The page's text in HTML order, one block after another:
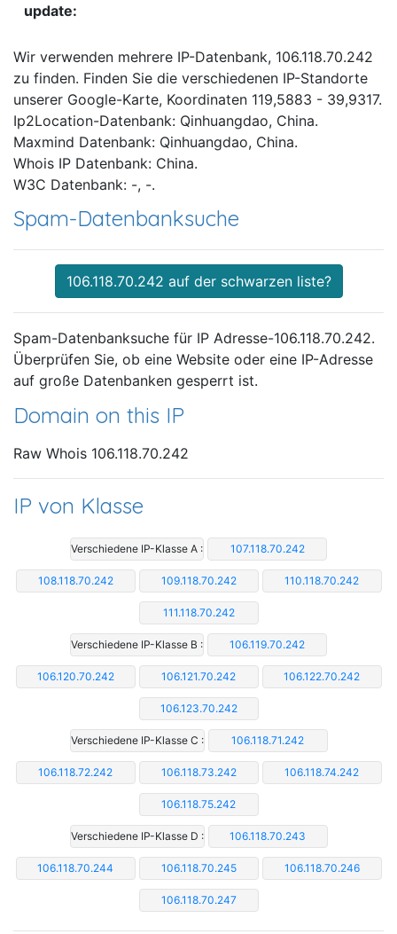
Wir verwenden mehrere IP-Datenbank, 106.118.70.242
zu finden. Finden Sie die verschiedenen IP-Standorte
unserer Google-Karte, Koordinaten 119,5883 - 39,9317.
Ip2Location-Datenbank: Qinhuangdao, China.
Maxmind Datenbank: Qinhuangdao, China.
Whois IP Datenbank: China.
W3C Datenbank: -, -.
Spam-Datenbanksuche
106.118.70.242 auf der schwarzen liste?
Spam-Datenbanksuche für IP Adresse-106.118.70.242.
Überprüfen Sie, ob eine Website oder eine IP-Adresse
auf große Datenbanken gesperrt ist.
Domain on this IP
Raw Whois 106.118.70.242
IP von Klasse
Verschiedene IP-Klasse A : 107.118.70.242
108.118.70.242 109.118.70.242 110.118.70.242
111.118.70.242
Verschiedene IP-Klasse B : 106.119.70.242
106.120.70.242 106.121.70.242 106.122.70.242
106.123.70.242
Verschiedene IP-Klasse C : 106.118.71.242
106.118.72.242 106.118.73.242 106.118.74.242
106.118.75.242
Verschiedene IP-Klasse D : 106.118.70.243
106.118.70.244 106.118.70.245 106.118.70.246
106.118.70.247